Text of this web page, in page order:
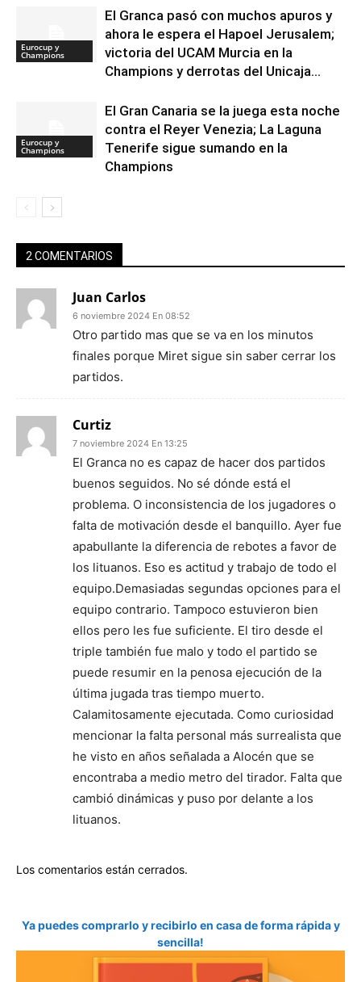
Eurocup y
Champions
El Granca pasó con muchos apuros y
ahora le espera el Hapoel Jerusalem;
victoria del UCAM Murcia en la
Champions y derrotas del Unicaja...
Eurocup y
Champions
El Gran Canaria se la juega esta noche
contra el Reyer Venezia; La Laguna
Tenerife sigue sumando en la
Champions
2 COMENTARIOS
Juan Carlos
6 noviembre 2024 En 08:52
Otro partido mas que se va en los minutos
finales porque Miret sigue sin saber cerrar los
partidos.
Curtiz
7 noviembre 2024 En 13:25
El Granca no es capaz de hacer dos partidos
buenos seguidos. No sé dónde está el
problema. O inconsistencia de los jugadores o
falta de motivación desde el banquillo. Ayer fue
apabullante la diferencia de rebotes a favor de
los lituanos. Eso es actitud y trabajo de todo el
equipo.Demasiadas segundas opciones para el
equipo contrario. Tampoco estuvieron bien
ellos pero les fue suficiente. El tiro desde el
triple también fue malo y todo el partido se
puede resumir en la penosa ejecución de la
última jugada tras tiempo muerto.
Calamitosamente ejecutada. Como curiosidad
mencionar la falta personal más surrealista que
he visto en años señalada a Alocén que se
encontraba a medio metro del tirador. Falta que
cambió dinámicas y puso por delante a los
lituanos.
Los comentarios están cerrados.
Ya puedes comprarlo y recibirlo en casa de forma rápida y
sencilla!